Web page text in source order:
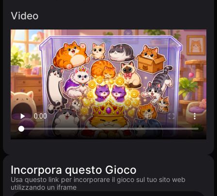
Video
Incorpora questo Gioco
Usa questo link per incorporare il gioco sul tuo sito web
utilizzando un iframe